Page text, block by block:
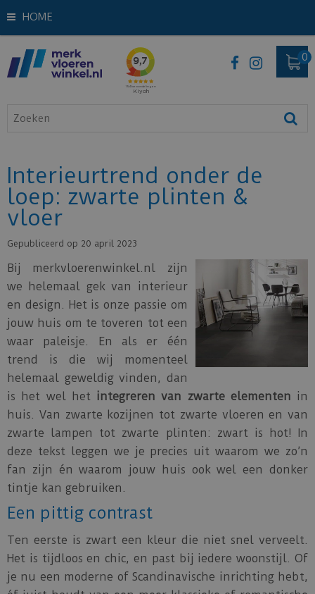
HOME
Interieurtrend onder de
loep: zwarte plinten &
vloer
Gepubliceerd op 20 april 2023
Bij merkvloerenwinkel.nl zijn
we helemaal gek van interieur
en design. Het is onze passie om
jouw huis om te toveren tot een
waar paleisje. En als er één
trend is die wij momenteel
helemaal geweldig vinden, dan
is het wel het integreren van zwarte elementen in
huis. Van zwarte kozijnen tot zwarte vloeren en van
zwarte lampen tot zwarte plinten: zwart is hot! In
deze tekst leggen we je precies uit waarom we zo’n
fan zijn én waarom jouw huis ook wel een donker
tintje kan gebruiken.
Een pittig contrast
Ten eerste is zwart een kleur die niet snel verveelt.
Het is tijdloos en chic, en past bij iedere woonstijl. Of
je nu een moderne of Scandinavische inrichting hebt,